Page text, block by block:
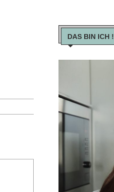
DAS BIN ICH !